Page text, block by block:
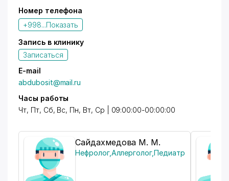
Номер телефона
+998...Показать
Запись в клинику
Записаться
E-mail
abdubosit@mail.ru
Часы работы
Чт, Пт, Сб, Вс, Пн, Вт, Ср | 09:00:00-00:00:00
Сайдахмедова М. М.
Нефролог,Аллерголог,Педиатр